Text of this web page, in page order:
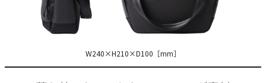
W240×H210×D100［mm］